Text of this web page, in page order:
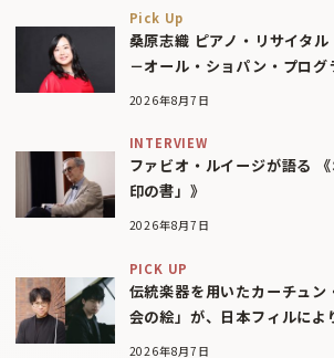
Pick Up
桑原志織 ピアノ・リサイタル
－オール・ショパン・プログ
2026年8月7日
INTERVIEW
ファビオ・ルイージが語る
印の書」》
2026年8月7日
PICK UP
伝統楽器を用いたカーチュン
会の絵」が、日本フィルによ
2026年8月7日